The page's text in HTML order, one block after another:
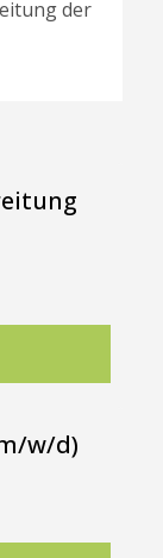
der
w/d)